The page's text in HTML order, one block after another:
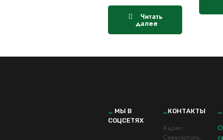
Читать
далее
_ МЫ В
СОЦСЕТЯХ
_КОНТАКТЫ
Адрес:
Cевастополь,
_